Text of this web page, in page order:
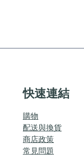
快速連結
購物
配送與換貨
商店政策
常見問題